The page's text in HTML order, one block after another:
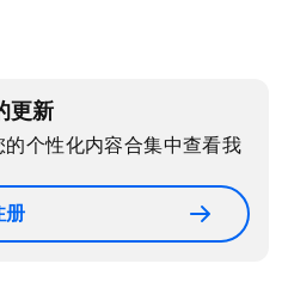
更新
个性化内容合集中查看我
册